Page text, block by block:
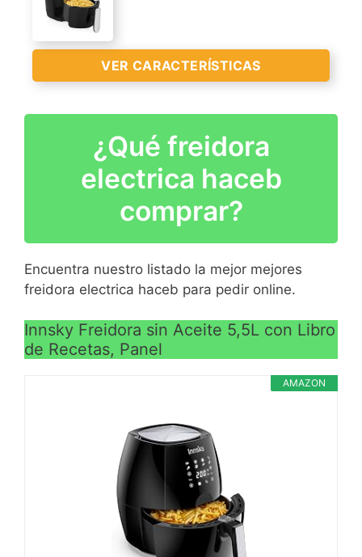
VER
>
VER CARACTERÍSTICAS
VER
CARACTERÍSTICAS
>
¿Qué freidora
electrica haceb
comprar?
Encuentra nuestro listado la mejor mejores
freidora electrica haceb para pedir online.
Innsky Freidora sin Aceite 5,5L con Libro
de Recetas, Panel
AMAZON